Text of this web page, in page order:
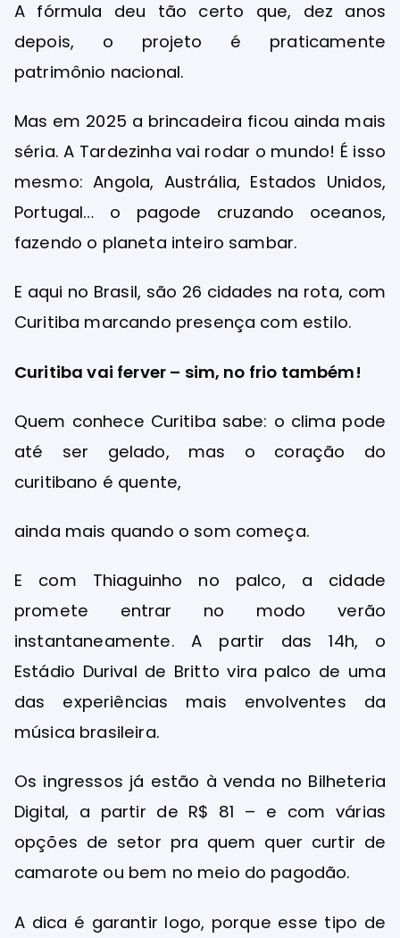
A fórmula deu tão certo que, dez anos
depois, o projeto é praticamente
patrimônio nacional.
Mas em 2025 a brincadeira ficou ainda mais
séria. A Tardezinha vai rodar o mundo! É isso
mesmo: Angola, Austrália, Estados Unidos,
Portugal… o pagode cruzando oceanos,
fazendo o planeta inteiro sambar.
E aqui no Brasil, são 26 cidades na rota, com
Curitiba marcando presença com estilo.
Curitiba vai ferver – sim, no frio também!
Quem conhece Curitiba sabe: o clima pode
até ser gelado, mas o coração do
curitibano é quente,
ainda mais quando o som começa.
E com Thiaguinho no palco, a cidade
promete entrar no modo verão
instantaneamente. A partir das 14h, o
Estádio Durival de Britto vira palco de uma
das experiências mais envolventes da
música brasileira.
Os ingressos já estão à venda no Bilheteria
Digital, a partir de R$ 81 – e com várias
opções de setor pra quem quer curtir de
camarote ou bem no meio do pagodão.
A dica é garantir logo, porque esse tipo de